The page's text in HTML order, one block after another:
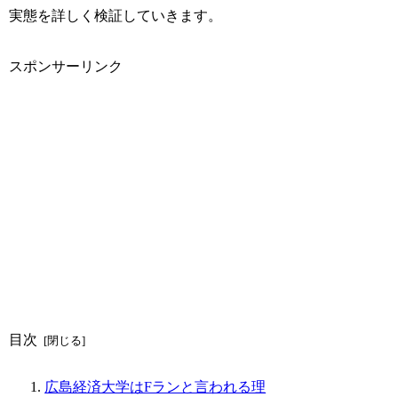
実態を詳しく検証していきます。
スポンサーリンク
目次
広島経済大学はFランと言われる理